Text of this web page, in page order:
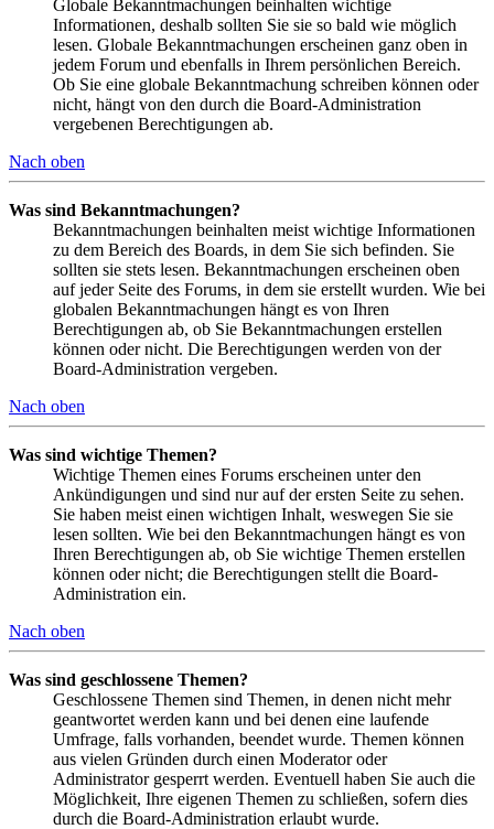
Globale Bekanntmachungen beinhalten wichtige
Informationen, deshalb sollten Sie sie so bald wie möglich
lesen. Globale Bekanntmachungen erscheinen ganz oben in
jedem Forum und ebenfalls in Ihrem persönlichen Bereich.
Ob Sie eine globale Bekanntmachung schreiben können oder
nicht, hängt von den durch die Board-Administration
vergebenen Berechtigungen ab.
Nach oben
Was sind Bekanntmachungen?
Bekanntmachungen beinhalten meist wichtige Informationen
zu dem Bereich des Boards, in dem Sie sich befinden. Sie
sollten sie stets lesen. Bekanntmachungen erscheinen oben
auf jeder Seite des Forums, in dem sie erstellt wurden. Wie bei
globalen Bekanntmachungen hängt es von Ihren
Berechtigungen ab, ob Sie Bekanntmachungen erstellen
können oder nicht. Die Berechtigungen werden von der
Board-Administration vergeben.
Nach oben
Was sind wichtige Themen?
Wichtige Themen eines Forums erscheinen unter den
Ankündigungen und sind nur auf der ersten Seite zu sehen.
Sie haben meist einen wichtigen Inhalt, weswegen Sie sie
lesen sollten. Wie bei den Bekanntmachungen hängt es von
Ihren Berechtigungen ab, ob Sie wichtige Themen erstellen
können oder nicht; die Berechtigungen stellt die Board-
Administration ein.
Nach oben
Was sind geschlossene Themen?
Geschlossene Themen sind Themen, in denen nicht mehr
geantwortet werden kann und bei denen eine laufende
Umfrage, falls vorhanden, beendet wurde. Themen können
aus vielen Gründen durch einen Moderator oder
Administrator gesperrt werden. Eventuell haben Sie auch die
Möglichkeit, Ihre eigenen Themen zu schließen, sofern dies
durch die Board-Administration erlaubt wurde.